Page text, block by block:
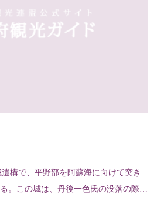
構で、平野部を阿蘇海に向けて突き
。この城は、丹後一色氏の没落の際、